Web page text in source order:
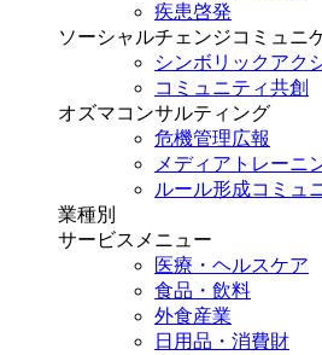
疾患啓発
ソーシャルチェンジコミュニ
シンボリックアク
コミュニティ共創
オズマコンサルティング
危機管理広報
メディアトレーニ
ルール形成コミュ
業種別
サービスメニュー
医療・ヘルスケア
食品・飲料
外食産業
日用品・消費財